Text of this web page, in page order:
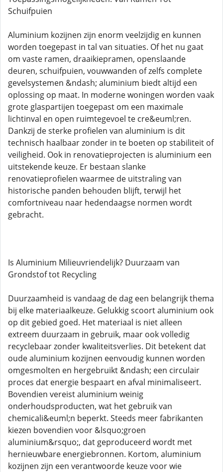
Schuifpuien
Aluminium kozijnen zijn enorm veelzijdig en kunnen
worden toegepast in tal van situaties. Of het nu gaat
om vaste ramen, draaikiepramen, openslaande
deuren, schuifpuien, vouwwanden of zelfs complete
gevelsystemen &ndash; aluminium biedt altijd een
oplossing op maat. In moderne woningen worden vaak
grote glaspartijen toegepast om een maximale
lichtinval en open ruimtegevoel te cre&euml;ren.
Dankzij de sterke profielen van aluminium is dit
technisch haalbaar zonder in te boeten op stabiliteit of
veiligheid. Ook in renovatieprojecten is aluminium een
uitstekende keuze. Er bestaan slanke
renovatieprofielen waarmee de uitstraling van
historische panden behouden blijft, terwijl het
comfortniveau naar hedendaagse normen wordt
gebracht.
Is Aluminium Milieuvriendelijk? Duurzaam van
Grondstof tot Recycling
Duurzaamheid is vandaag de dag een belangrijk thema
bij elke materiaalkeuze. Gelukkig scoort aluminium ook
op dit gebied goed. Het materiaal is niet alleen
extreem duurzaam in gebruik, maar ook volledig
recyclebaar zonder kwaliteitsverlies. Dit betekent dat
oude aluminium kozijnen eenvoudig kunnen worden
omgesmolten en hergebruikt &ndash; een circulair
proces dat energie bespaart en afval minimaliseert.
Bovendien vereist aluminium weinig
onderhoudsproducten, wat het gebruik van
chemicali&euml;n beperkt. Steeds meer fabrikanten
kiezen bovendien voor &lsquo;groen
aluminium&rsquo;, dat geproduceerd wordt met
hernieuwbare energiebronnen. Kortom, aluminium
kozijnen zijn een verantwoorde keuze voor wie